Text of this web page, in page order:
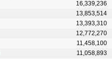
16,339,236
13,853,514
13,393,310
12,772,270
11,458,100
11,058,893